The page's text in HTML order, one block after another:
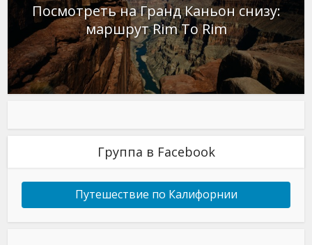
Посмотреть на Гранд Каньон снизу:
маршрут Rim To Rim
Группа в Facebook
Путешествие по Калифорнии